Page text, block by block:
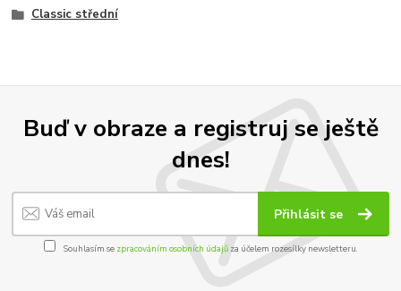
Classic střední
Buď v obraze a registruj se ještě
dnes!
Přihlásit se
Souhlasím se zpracováním osobních údajůza účelem rozesílky newsletteru.